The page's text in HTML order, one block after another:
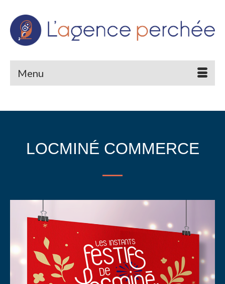
Menu
LOCMINÉ COMMERCE